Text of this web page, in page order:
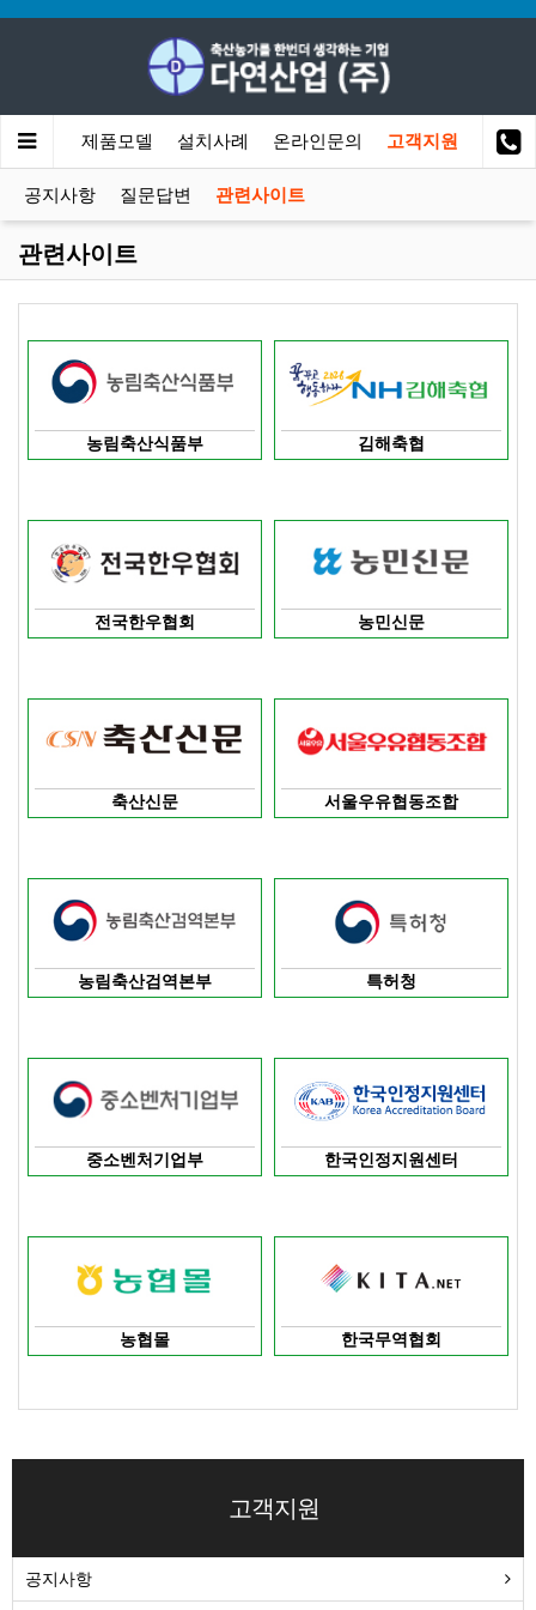
소개 제품모델 설치사례 온라인문의 고객지원
공지사항 질문답변 관련사이트
관련사이트
농림축산식품부 김해축협
전국한우협회 농민신문
축산신문 서울우유협동조합
농림축산검역본부 특허청
중소벤처기업부 한국인정지원센터
농협몰 한국무역협회
고객지원
공지사항